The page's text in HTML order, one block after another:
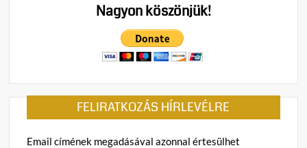
Nagyon köszönjük!
FELIRATKOZÁS HÍRLEVÉLRE
Email címének megadásával azonnal értesülhet